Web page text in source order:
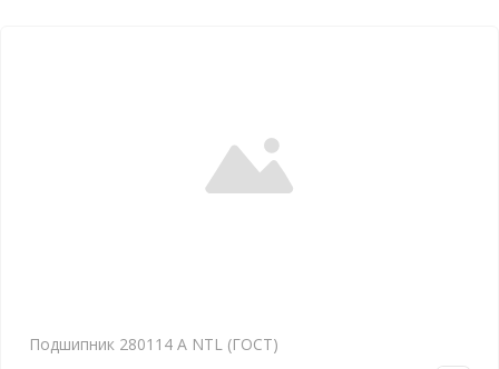
Подшипник 280114 А NTL (ГОСТ)